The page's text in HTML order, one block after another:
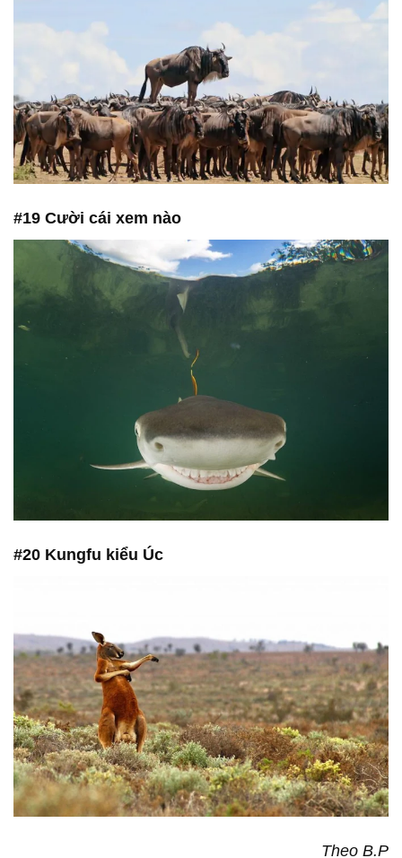
#19 Cười cái xem nào
#20 Kungfu kiểu Úc
Theo B.P